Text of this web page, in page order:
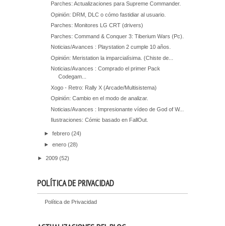
Parches: Actualizaciones para Supreme Commander.
Opinión: DRM, DLC o cómo fastidiar al usuario.
Parches: Monitores LG CRT (drivers)
Parches: Command & Conquer 3: Tiberium Wars (Pc).
Noticias/Avances : Playstation 2 cumple 10 años.
Opinión: Meristation la imparcialísima. (Chiste de...
Noticias/Avances : Comprado el primer Pack
Codegam...
Xogo - Retro: Rally X (Arcade/Multisistema)
Opinión: Cambio en el modo de analizar.
Noticias/Avances : Impresionante vídeo de God of W...
Ilustraciones: Cómic basado en FallOut.
►febrero(24)
►enero(28)
► 2009 (52)
POLÍTICA DE PRIVACIDAD
Política de Privacidad